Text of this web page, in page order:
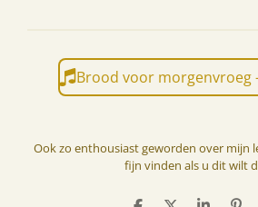
Brood voor morgenvroeg
Ook zo enthousiast geworden over mijn
fijn vinden als u dit wilt